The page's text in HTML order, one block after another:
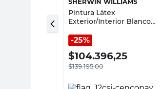
Pintura Látex
Exterior/Interior Blanco
Williams
25%
$104.396,25
$139.195,00